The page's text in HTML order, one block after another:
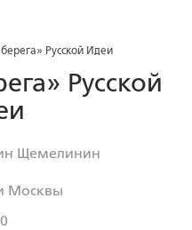
Русской Идеи
Русской
Щемелинин
Москвы
0